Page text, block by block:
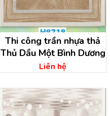
Thi công trần nhựa thả
Thủ Dầu Một Bình Dương
Liên hệ